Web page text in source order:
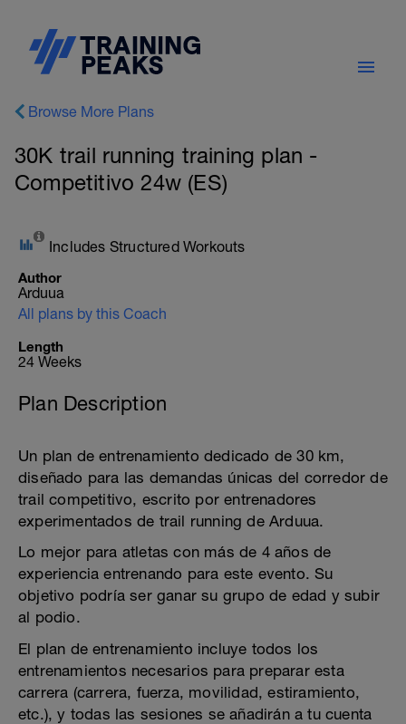
Browse More Plans
30K trail running training plan -
Competitivo 24w (ES)
Includes Structured Workouts
Author
Arduua
All plans by this Coach
Length
24 Weeks
Plan Description
Un plan de entrenamiento dedicado de 30 km,
diseñado para las demandas únicas del corredor de
trail competitivo, escrito por entrenadores
experimentados de trail running de Arduua.
Lo mejor para atletas con más de 4 años de
experiencia entrenando para este evento. Su
objetivo podría ser ganar su grupo de edad y subir
al podio.
El plan de entrenamiento incluye todos los
entrenamientos necesarios para preparar esta
carrera (carrera, fuerza, movilidad, estiramiento,
etc.), y todas las sesiones se añadirán a tu cuenta